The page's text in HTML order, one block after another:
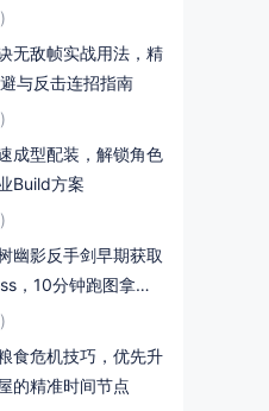
无敌帧实战用法，精
与反击连招指南
成型配装，解锁角色
Build方案
幽影反手剑早期获取
，10分钟跑图拿到D
食危机技巧，优先升
的精准时间节点